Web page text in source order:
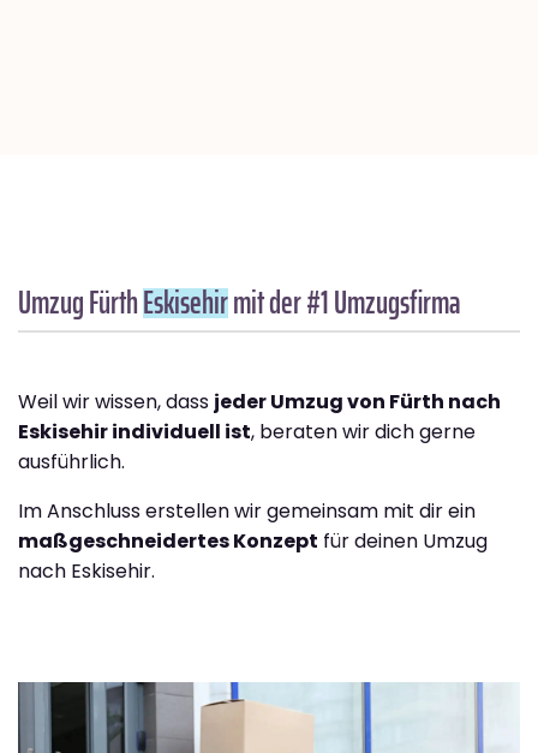
Umzug FürthEskisehirmit der #1 Umzugsfirma
Weil wir wissen, dass jeder Umzug von Fürth nach
Eskisehir individuell ist, beraten wir dich gerne
ausführlich.
Im Anschluss erstellen wir gemeinsam mit dir ein
maßgeschneidertes Konzept für deinen Umzug
nach Eskisehir.